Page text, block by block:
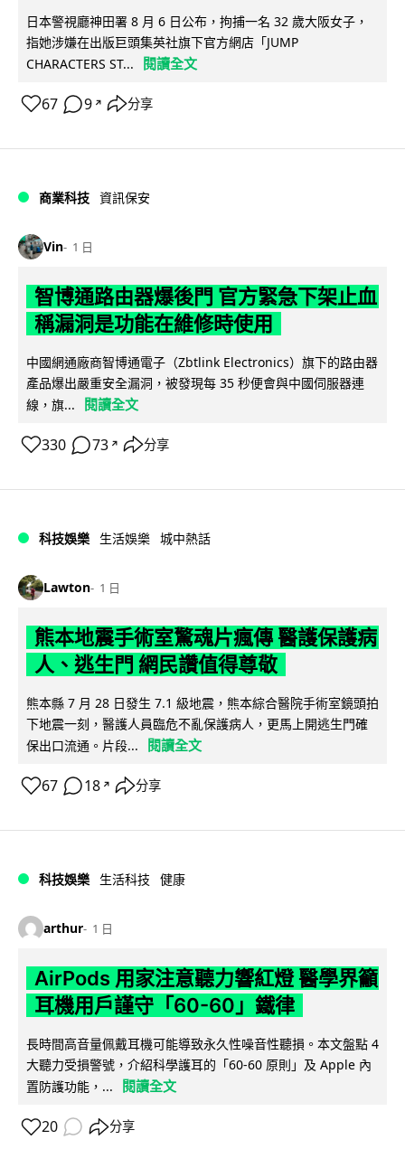
日本警視廳神田署 8 月 6 日公布，拘捕一名 32 歲大阪女子，
指她涉嫌在出版巨頭集英社旗下官方網店「JUMP
CHARACTERS ST...
閱讀全文
67 9 ↗ 分享
商業科技 資訊保安
Vin 1 日
智博通路由器爆後門 官方緊急下架止血
稱漏洞是功能在維修時使用
中國網通廠商智博通電子（Zbtlink Electronics）旗下的路由器
產品爆出嚴重安全漏洞，被發現每 35 秒便會與中國伺服器連
線，旗...
閱讀全文
330 73 ↗ 分享
科技娛樂 生活娛樂 城中熱話
Lawton 1 日
熊本地震手術室驚魂片瘋傳 醫護保護病
人、逃生門 網民讚值得尊敬
熊本縣 7 月 28 日發生 7.1 級地震，熊本綜合醫院手術室鏡頭拍
下地震一刻，醫護人員臨危不亂保護病人，更馬上開逃生門確
保出口流通。片段...
閱讀全文
67 18 ↗ 分享
科技娛樂 生活科技 健康
arthur 1 日
AirPods 用家注意聽力響紅燈 醫學界籲
耳機用戶謹守「60-60」鐵律
長時間高音量佩戴耳機可能導致永久性噪音性聽損。本文盤點 4
大聽力受損警號，介紹科學護耳的「60-60 原則」及 Apple 內
置防護功能，...
閱讀全文
20 分享